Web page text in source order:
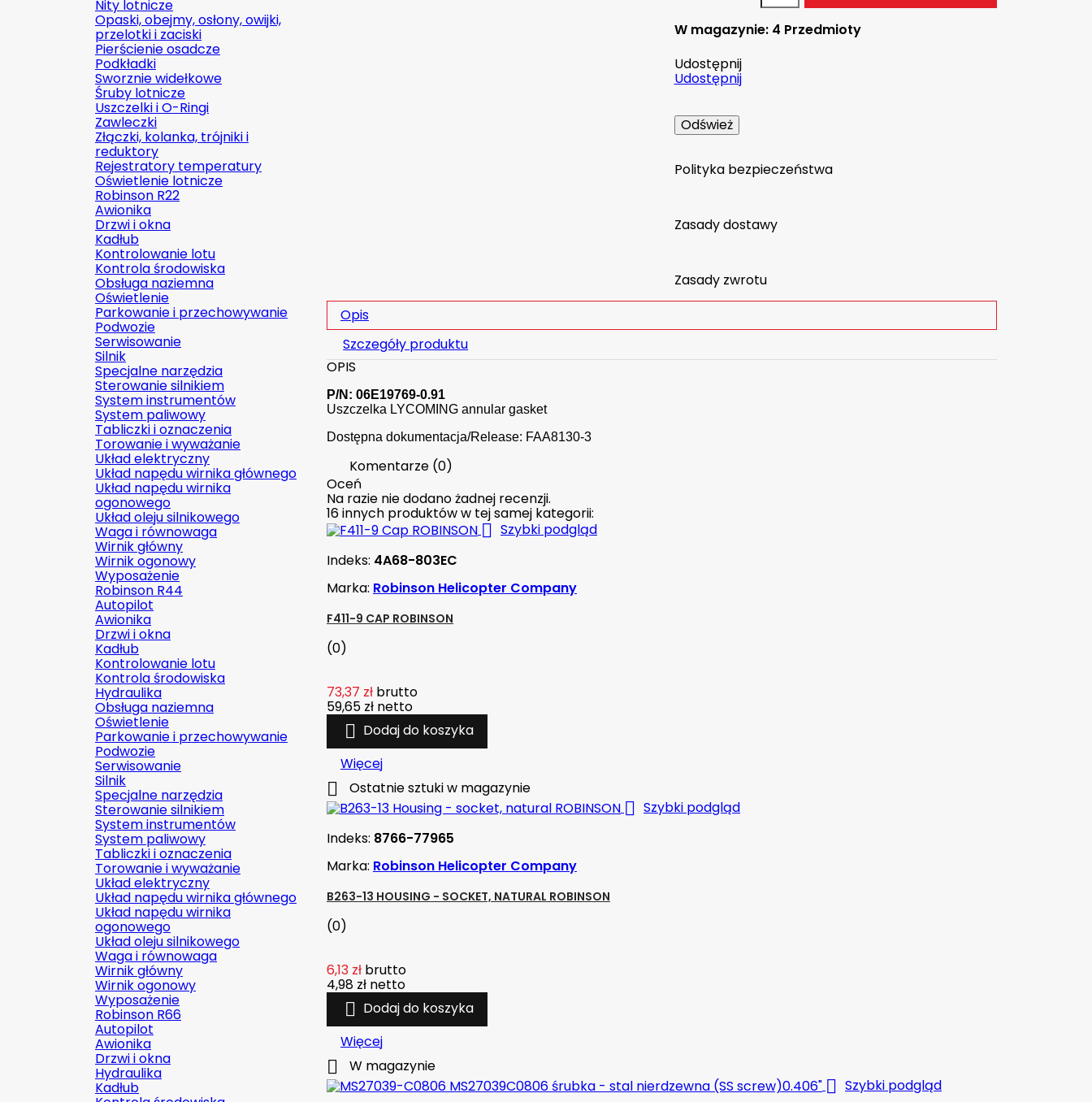
Nity lotnicze
Opaski, obejmy, osłony, owijki,
przelotki i zaciski
Pierścienie osadcze
Podkładki
Sworznie widełkowe
Śruby lotnicze
Uszczelki i O-Ringi
Zawleczki
Złączki, kolanka, trójniki i
reduktory
Rejestratory temperatury
Oświetlenie lotnicze
Robinson R22
Awionika
Drzwi i okna
Kadłub
Kontrolowanie lotu
Kontrola środowiska
Obsługa naziemna
Oświetlenie
Parkowanie i przechowywanie
Podwozie
Serwisowanie
Silnik
Specjalne narzędzia
Sterowanie silnikiem
System instrumentów
System paliwowy
Tabliczki i oznaczenia
Torowanie i wyważanie
Układ elektryczny
Układ napędu wirnika głównego
Układ napędu wirnika
ogonowego
Układ oleju silnikowego
Waga i równowaga
Wirnik główny
Wirnik ogonowy
Wyposażenie
Robinson R44
Autopilot
Awionika
Drzwi i okna
Kadłub
Kontrolowanie lotu
Kontrola środowiska
Hydraulika
Obsługa naziemna
Oświetlenie
Parkowanie i przechowywanie
Podwozie
Serwisowanie
Silnik
Specjalne narzędzia
Sterowanie silnikiem
System instrumentów
System paliwowy
Tabliczki i oznaczenia
Torowanie i wyważanie
Układ elektryczny
Układ napędu wirnika głównego
Układ napędu wirnika
ogonowego
Układ oleju silnikowego
Waga i równowaga
Wirnik główny
Wirnik ogonowy
Wyposażenie
Robinson R66
Autopilot
Awionika
Drzwi i okna
Hydraulika
Kadłub
W magazynie: 4 Przedmioty
Udostępnij
Udostępnij
Polityka bezpieczeństwa
Zasady dostawy
Zasady zwrotu
Opis
Szczegóły produktu
OPIS
P/N: 06E19769-0.91
Uszczelka LYCOMING annular gasket
Dostępna dokumentacja/Release: FAA8130-3
Komentarze (0)
Oceń
Na razie nie dodano żadnej recenzji.
16 innych produktów w tej samej kategorii:
 Szybki podgląd
Indeks: 4A68-803EC
Marka: Robinson Helicopter Company
F411-9 CAP ROBINSON
(0)
73,37 zł brutto
59,65 zł netto
 Dodaj do koszyka
Więcej
 Ostatnie sztuki w magazynie
 Szybki podgląd
Indeks: 8766-77965
Marka: Robinson Helicopter Company
B263-13 HOUSING - SOCKET, NATURAL ROBINSON
(0)
6,13 zł brutto
4,98 zł netto
 Dodaj do koszyka
Więcej
 W magazynie
 Szybki podgląd